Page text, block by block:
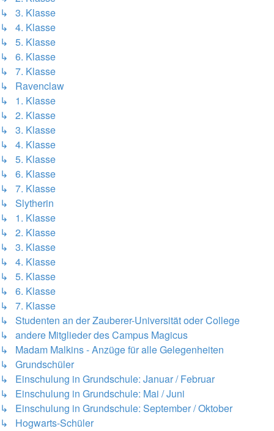
↳ 3. Klasse
↳ 4. Klasse
↳ 5. Klasse
↳ 6. Klasse
↳ 7. Klasse
↳ Ravenclaw
↳ 1. Klasse
↳ 2. Klasse
↳ 3. Klasse
↳ 4. Klasse
↳ 5. Klasse
↳ 6. Klasse
↳ 7. Klasse
↳ Slytherin
↳ 1. Klasse
↳ 2. Klasse
↳ 3. Klasse
↳ 4. Klasse
↳ 5. Klasse
↳ 6. Klasse
↳ 7. Klasse
↳ Studenten an der Zauberer-Universität oder College
↳ andere Mitglieder des Campus Magicus
↳ Madam Malkins - Anzüge für alle Gelegenheiten
↳ Grundschüler
↳ Einschulung in Grundschule: Januar / Februar
↳ Einschulung in Grundschule: Mai / Juni
↳ Einschulung in Grundschule: September / Oktober
↳ Hogwarts-Schüler